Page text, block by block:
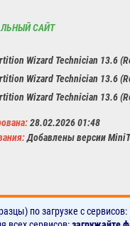
САЙТ
Wizard Technician 13.6
Wizard Technician 13.6
Wizard Technician 13.6
28.02.2026 01:48
Добавлены версии
по загрузке с сервисов: